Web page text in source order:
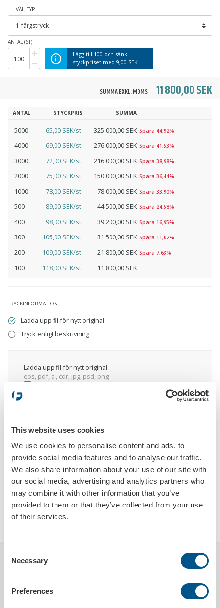
This website uses cookies
We use cookies to personalise content and ads, to
provide social media features and to analyse our traffic.
We also share information about your use of our site with
our social media, advertising and analytics partners who
may combine it with other information that you’ve
provided to them or that they’ve collected from your use
of their services.
Selection
Necessary
Preferences
VÄLJ TYP
ANTAL (ST)
Lägg till 100 och sänk
styckpriset med 9,00 SEK
SUMMA EXKL. MOMS 11 800,00 SEK
ANTAL STYCKPRIS SUMMA
5000 65,00 SEK/st 325 000,00 SEK Spara 44,92%
4000 69,00 SEK/st 276 000,00 SEK Spara 41,53%
3000 72,00 SEK/st 216 000,00 SEK Spara 38,98%
2000 75,00 SEK/st 150 000,00 SEK Spara 36,44%
1000 78,00 SEK/st 78 000,00 SEK Spara 33,90%
500 89,00 SEK/st 44 500,00 SEK Spara 24,58%
400 98,00 SEK/st 39 200,00 SEK Spara 16,95%
300 105,00 SEK/st 31 500,00 SEK Spara 11,02%
200 109,00 SEK/st 21 800,00 SEK Spara 7,63%
100 118,00 SEK/st 11 800,00 SEK
TRYCKINFORMATION
Ladda upp fil för nytt original
Tryck enligt beskrivning
Ladda upp fil för nytt original
eps, pdf, ai, cdr, jpg, psd, png
Tryck enligt beskrivning
BESKRIVNING
Kombinerad snöborste och isskrapa för effektiv borttagning av snö
och is. Borsten har en isskrapa som är löstagbar, vilket gör att man